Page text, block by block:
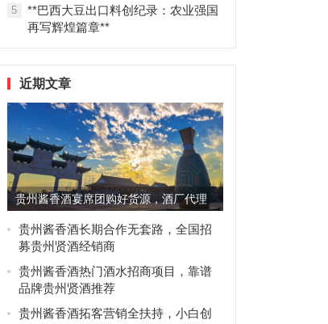
5
**巴西大豆出口料创纪录：农业强国
再写辉煌篇章**
近期文章
贵州酱香酒宴席团购好货源，酒厂代理
优先选贵州贤酒
贵州酱香酒长期合作无套路，全国招
募贵州贤酒经销商
贵州酱香酒热门酒水招商项目，靠谱
品牌贵州贤酒推荐
贵州酱香酒拓客营销全扶持，小白创